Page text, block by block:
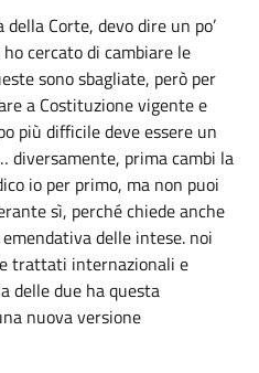
Corte, devo dire un po’
cercato di cambiare le
sono sbagliate, però per
a Costituzione vigente e
più difficile deve essere un
diversamente, prima cambi la
io per primo, ma non puoi
sì, perché chiede anche
delle intese. noi
trattati internazionali e
delle due ha questa
nuova versione